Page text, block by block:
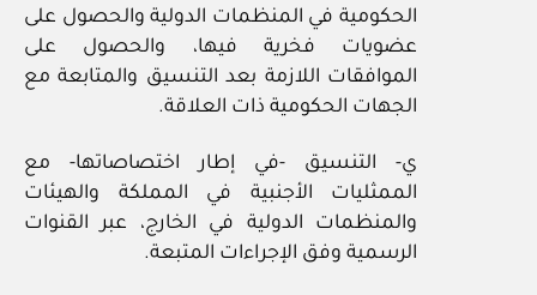
الحكومية في المنظمات الدولية والحصول على
عضويات فخرية فيها، والحصول على
الموافقات اللازمة بعد التنسيق والمتابعة مع
الجهات الحكومية ذات العلاقة.
ي- التنسيق -في إطار اختصاصاتها- مع
الممثليات الأجنبية في المملكة والهيئات
والمنظمات الدولية في الخارج، عبر القنوات
الرسمية وفق الإجراءات المتبعة.